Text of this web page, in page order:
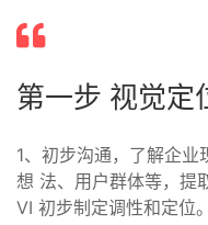
第一步 视觉定
1、初步沟通，了解企
想 法、用户群体等，提
VI 初步制定调性和定位。